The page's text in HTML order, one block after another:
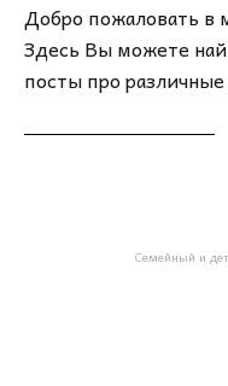
Добро пожаловать в
Здесь Вы можете
посты про
Семейный и